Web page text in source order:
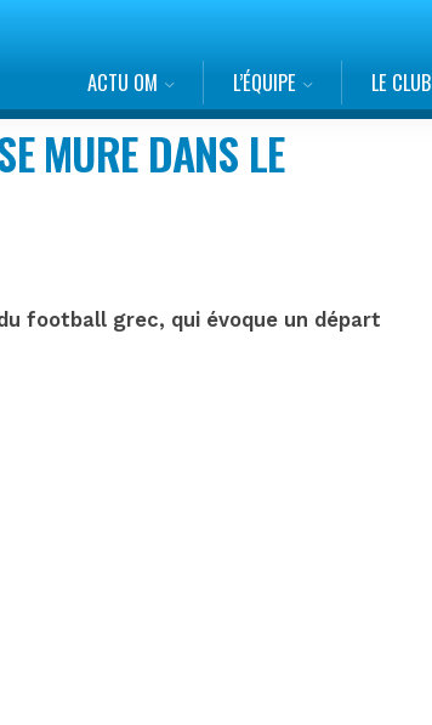
ACTU OM L’ÉQUIPE LE CLUB
MURE DANS LE
football grec, qui évoque un départ